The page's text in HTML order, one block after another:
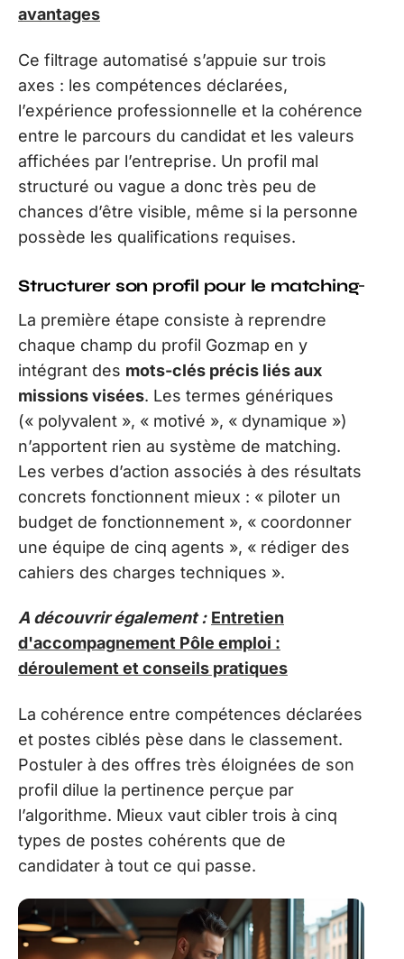
avantages
Ce filtrage automatisé s’appuie sur trois
axes : les compétences déclarées,
l’expérience professionnelle et la cohérence
entre le parcours du candidat et les valeurs
affichées par l’entreprise. Un profil mal
structuré ou vague a donc très peu de
chances d’être visible, même si la personne
possède les qualifications requises.
Structurer son profil pour le matching
La première étape consiste à reprendre
chaque champ du profil Gozmap en y
intégrant des mots-clés précis liés aux
missions visées. Les termes génériques
(« polyvalent », « motivé », « dynamique »)
n’apportent rien au système de matching.
Les verbes d’action associés à des résultats
concrets fonctionnent mieux : « piloter un
budget de fonctionnement », « coordonner
une équipe de cinq agents », « rédiger des
cahiers des charges techniques ».
A découvrir également : Entretien
d'accompagnement Pôle emploi :
déroulement et conseils pratiques
La cohérence entre compétences déclarées
et postes ciblés pèse dans le classement.
Postuler à des offres très éloignées de son
profil dilue la pertinence perçue par
l’algorithme. Mieux vaut cibler trois à cinq
types de postes cohérents que de
candidater à tout ce qui passe.